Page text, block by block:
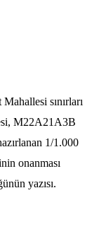
sınırları
M22A21A3B
1/1.000
onanması
yazısı.